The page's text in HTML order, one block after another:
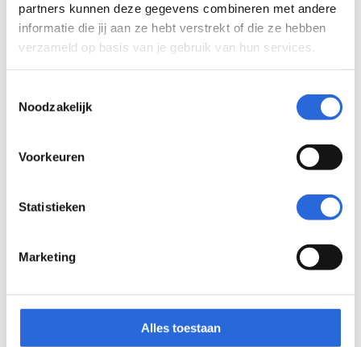
partners kunnen deze gegevens combineren met andere
informatie die jij aan ze hebt verstrekt of die ze hebben
verzameld op basis van je gebruik van hun services.
Noodzakelijk
Voorkeuren
Statistieken
Marketing
Alles toestaan